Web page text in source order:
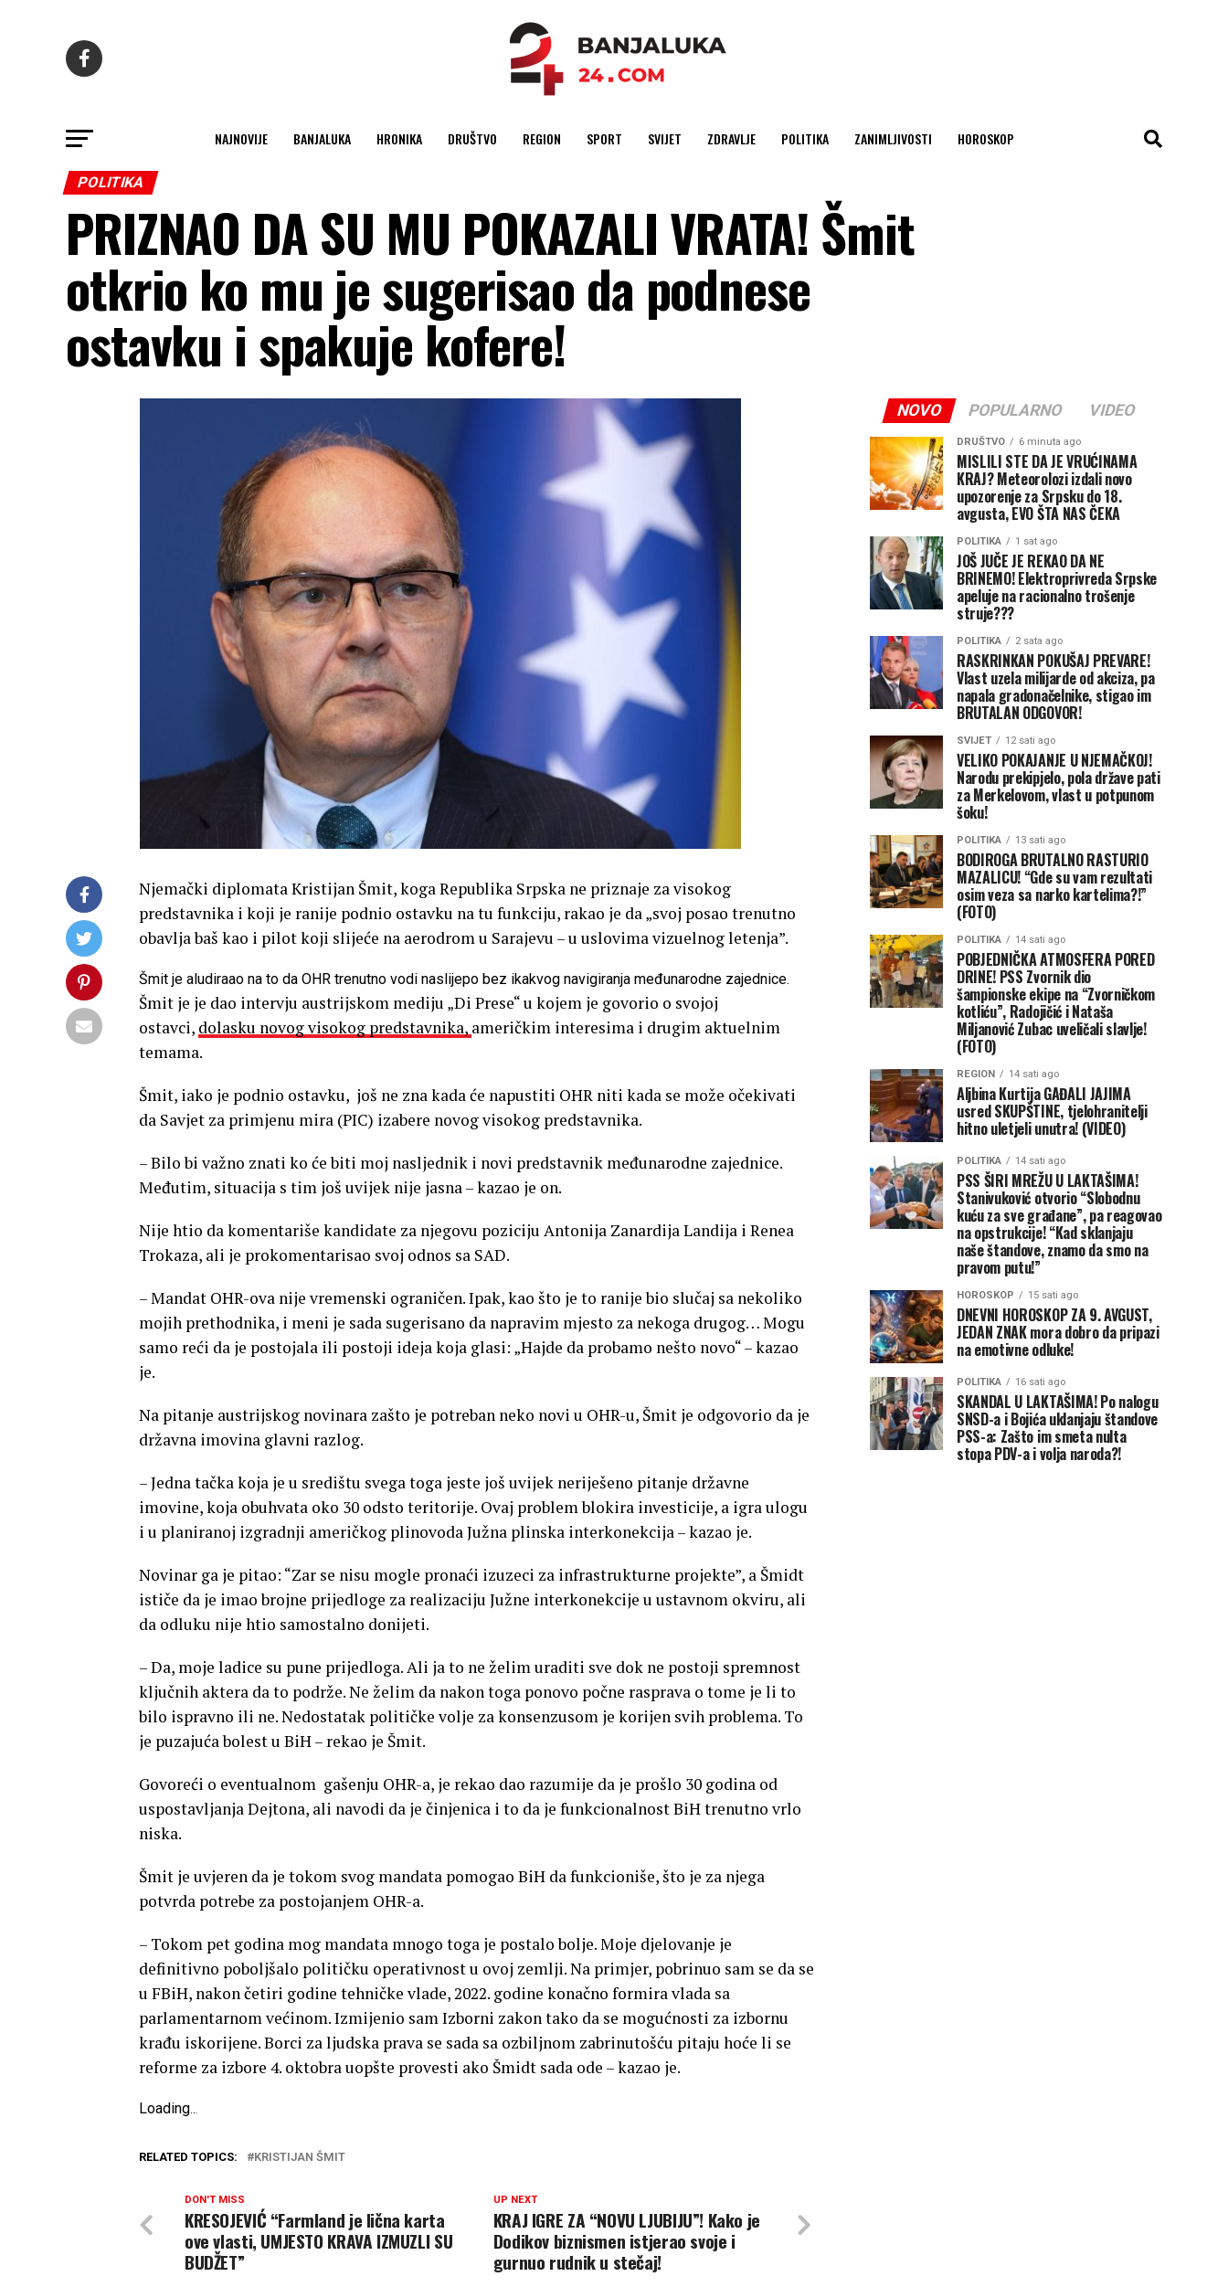
NAJNOVIJE BANJALUKA HRONIKA DRUŠTVO REGION SPORT SVIJET ZDRAVLJE POLITIKA ZANIMLJIVOSTI HOROSKOP
POLITIKA
PRIZNAO DA SU MU POKAZALI VRATA! Šmit
otkrio ko mu je sugerisao da podnese
ostavku i spakuje kofere!
Njemački diplomata Kristijan Šmit, koga Republika Srpska ne priznaje za visokog
predstavnika i koji je ranije podnio ostavku na tu funkciju, rakao je da „svoj posao trenutno
obavlja baš kao i pilot koji slijeće na aerodrom u Sarajevu – u uslovima vizuelnog letenja”.
Šmit je aludiraao na to da OHR trenutno vodi naslijepo bez ikakvog navigiranja međunarodne zajednice.
Šmit je je dao intervju austrijskom mediju „Di Prese“ u kojem je govorio o svojoj
ostavci, dolasku novog visokog predstavnika, američkim interesima i drugim aktuelnim
temama.
Šmit, iako je podnio ostavku, još ne zna kada će napustiti OHR niti kada se može očekivati
da Savjet za primjenu mira (PIC) izabere novog visokog predstavnika.
– Bilo bi važno znati ko će biti moj nasljednik i novi predstavnik međunarodne zajednice.
Međutim, situacija s tim još uvijek nije jasna – kazao je on.
Nije htio da komentariše kandidate za njegovu poziciju Antonija Zanardija Landija i Renea
Trokaza, ali je prokomentarisao svoj odnos sa SAD.
– Mandat OHR-ova nije vremenski ograničen. Ipak, kao što je to ranije bio slučaj sa nekoliko
mojih prethodnika, i meni je sada sugerisano da napravim mjesto za nekoga drugog… Mogu
samo reći da je postojala ili postoji ideja koja glasi: „Hajde da probamo nešto novo“ – kazao
je.
Na pitanje austrijskog novinara zašto je potreban neko novi u OHR-u, Šmit je odgovorio da je
državna imovina glavni razlog.
– Jedna tačka koja je u središtu svega toga jeste još uvijek neriješeno pitanje državne
imovine, koja obuhvata oko 30 odsto teritorije. Ovaj problem blokira investicije, a igra ulogu
i u planiranoj izgradnji američkog plinovoda Južna plinska interkonekcija – kazao je.
Novinar ga je pitao: “Zar se nisu mogle pronaći izuzeci za infrastrukturne projekte”, a Šmidt
ističe da je imao brojne prijedloge za realizaciju Južne interkonekcije u ustavnom okviru, ali
da odluku nije htio samostalno donijeti.
– Da, moje ladice su pune prijedloga. Ali ja to ne želim uraditi sve dok ne postoji spremnost
ključnih aktera da to podrže. Ne želim da nakon toga ponovo počne rasprava o tome je li to
bilo ispravno ili ne. Nedostatak političke volje za konsenzusom je korijen svih problema. To
je puzajuća bolest u BiH – rekao je Šmit.
Govoreći o eventualnom gašenju OHR-a, je rekao dao razumije da je prošlo 30 godina od
uspostavljanja Dejtona, ali navodi da je činjenica i to da je funkcionalnost BiH trenutno vrlo
niska.
Šmit je uvjeren da je tokom svog mandata pomogao BiH da funkcioniše, što je za njega
potvrda potrebe za postojanjem OHR-a.
– Tokom pet godina mog mandata mnogo toga je postalo bolje. Moje djelovanje je
definitivno poboljšalo političku operativnost u ovoj zemlji. Na primjer, pobrinuo sam se da se
u FBiH, nakon četiri godine tehničke vlade, 2022. godine konačno formira vlada sa
parlamentarnom većinom. Izmijenio sam Izborni zakon tako da se mogućnosti za izbornu
krađu iskorijene. Borci za ljudska prava se sada sa ozbiljnom zabrinutošću pitaju hoće li se
reforme za izbore 4. oktobra uopšte provesti ako Šmidt sada ode – kazao je.
Loading...
RELATED TOPICS: KRISTIJAN ŠMIT
UP NEXT
KRAJ IGRE ZA “NOVU LJUBIJU”! Kako je
Dodikov biznismen istjerao svoje i
gurnuo rudnik u stečaj!
DON'T MISS
KRESOJEVIĆ “Farmland je lična karta
ove vlasti, UMJESTO KRAVA IZMUZLI SU
BUDŽET”
NOVO POPULARNO VIDEO
DRUŠTVO 6 minuta ago
MISLILI STE DA JE VRUĆINAMA
KRAJ? Meteorolozi izdali novo
upozorenje za Srpsku do 18.
avgusta, EVO ŠTA NAS ČEKA
POLITIKA 1 sat ago
JOŠ JUČE JE REKAO DA NE
BRINEMO! Elektroprivreda Srpske
apeluje na racionalno trošenje
struje???
POLITIKA 2 sata ago
RASKRINKAN POKUŠAJ PREVARE!
Vlast uzela milijarde od akciza, pa
napala gradonačelnike, stigao im
BRUTALAN ODGOVOR!
SVIJET 12 sati ago
VELIKO POKAJANJE U NJEMAČKOJ!
Narodu prekipjelo, pola države pati
za Merkelovom, vlast u potpunom
šoku!
POLITIKA 13 sati ago
BODIROGA BRUTALNO RASTURIO
MAZALICU! “Gde su vam rezultati
osim veza sa narko kartelima?!”
(FOTO)
POLITIKA 14 sati ago
POBJEDNIČKA ATMOSFERA PORED
DRINE! PSS Zvornik dio
šampionske ekipe na “Zvorničkom
kotliću”, Radojičić i Nataša
Miljanović Zubac uveličali slavlje!
(FOTO)
REGION 14 sati ago
Aljbina Kurtija GAĐALI JAJIMA
usred SKUPŠTINE, tjelohranitelji
hitno uletjeli unutra! (VIDEO)
POLITIKA 14 sati ago
PSS ŠIRI MREŽU U LAKTAŠIMA!
Stanivuković otvorio “Slobodnu
kuću za sve građane”, pa reagovao
na opstrukcije! “Kad sklanjaju
naše štandove, znamo da smo na
pravom putu!”
HOROSKOP 15 sati ago
DNEVNI HOROSKOP ZA 9. AVGUST,
JEDAN ZNAK mora dobro da pripazi
na emotivne odluke!
POLITIKA 16 sati ago
SKANDAL U LAKTAŠIMA! Po nalogu
SNSD-a i Bojića uklanjaju štandove
PSS-a: Zašto im smeta nulta
stopa PDV-a i volja naroda?!